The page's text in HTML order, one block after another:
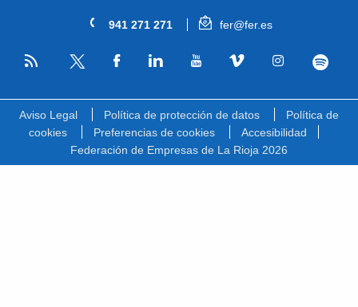
941 271 271 fer@fer.es
RSS
Aviso Legal Política de protección de datos
Política de
cookies
Preferencias de cookies
Accesibilidad
Federación de Empresas de La Rioja 2026